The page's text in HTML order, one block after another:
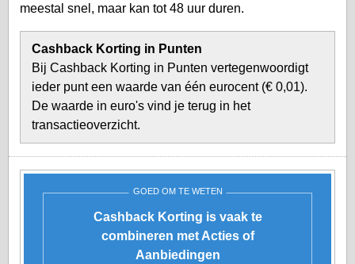
meestal snel, maar kan tot 48 uur duren.
Cashback Korting in Punten
Bij Cashback Korting in Punten vertegenwoordigt
ieder punt een waarde van één eurocent (€ 0,01).
De waarde in euro's vind je terug in het
transactieoverzicht.
GOED OM TE WETEN
Cashback Korting is vaak te
combineren met Acties of
Aanbiedingen